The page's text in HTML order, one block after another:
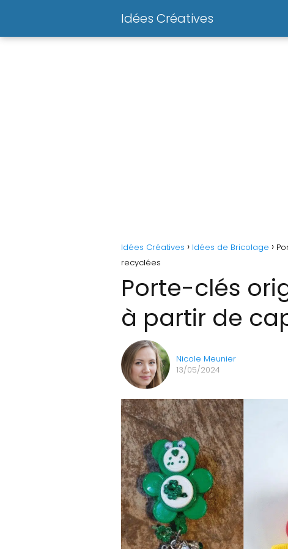
Idées Créatives
Idées Créatives Idées de Bricolage
recyclées
Porte-clés
à partir de
Nicole Meunier
13/05/2024